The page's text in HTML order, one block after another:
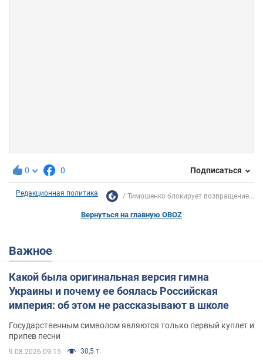
0 0 Подписаться
Редакционная политика Тимошенко блокирует возвращение...
Вернуться на главную OBOZ
Важное
Какой была оригинальная версия гимна
Украины и почему ее боялась Российская
империя: об этом не рассказывают в школе
Государственным символом являются только первый куплет и
припев песни
9.08.2026 09:15 30,5 т.